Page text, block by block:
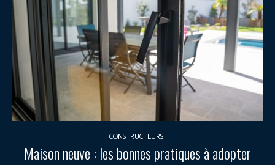
CONSTRUCTEURS
Maison neuve : les bonnes pratiques à adopter